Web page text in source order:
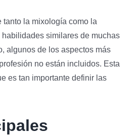
tanto la mixología como la
similares de muchas
algunos de los aspectos más
no están incluidos. Esta
es tan importante definir las